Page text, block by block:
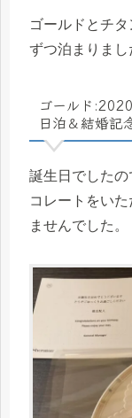
ゴールドとチ
ずつ泊まりまし
ゴールド
日泊＆結婚記
誕生日でした
コレートをい
ませんでした。